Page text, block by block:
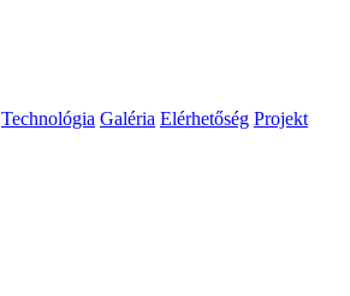
Technológia Galéria Elérhetőség Projekt